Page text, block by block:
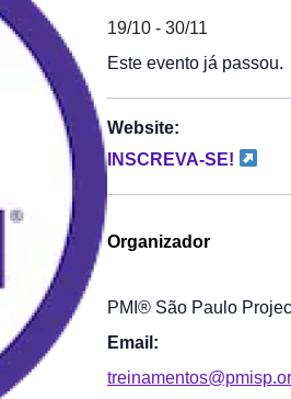
19/10 - 30/11
Este evento já passou.
Website:
INSCREVA-SE!
Organizador
PMI® São Paulo
Email: